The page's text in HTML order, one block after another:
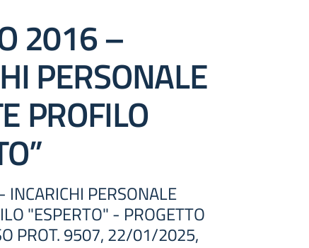
2016 –
PERSONALE
PROFILO
INCARICHI PERSONALE
"ESPERTO" - PROGETTO
PROT. 9507, 22/01/2025,